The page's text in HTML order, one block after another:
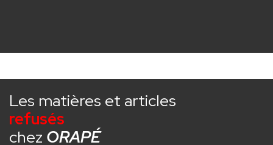
Les matières et articles
refusés
chez ORAPÉ